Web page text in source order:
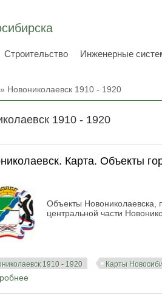
Строительство Инженерные
» Новониколаевск 1910 - 1920
1910 - 1920
Карта. Объекты
Объекты Новониколаевска,
центральной части
1910 - 1920 Карты